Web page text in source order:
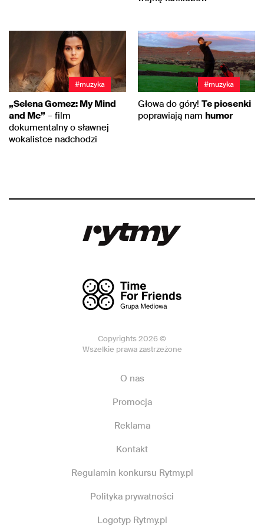
#muzyka
„Selena Gomez: My Mind
and Me” – film
dokumentalny o sławnej
wokalistce nadchodzi
#muzyka
Głowa do góry! Te piosenki
poprawiają nam humor
Copyrights 2026 ©
Wszelkie prawa zastrzeżone
O nas
Promocja
Reklama
Kontakt
Regulamin konkursu Rytmy.pl
Polityka prywatności
Logotyp Rytmy.pl